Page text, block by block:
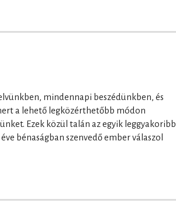
mindennapi beszédünkben, és
a lehető legközérthetőbb módon
Ezek közül talán az egyik leggyakoribb
bénaságban szenvedő ember válaszol